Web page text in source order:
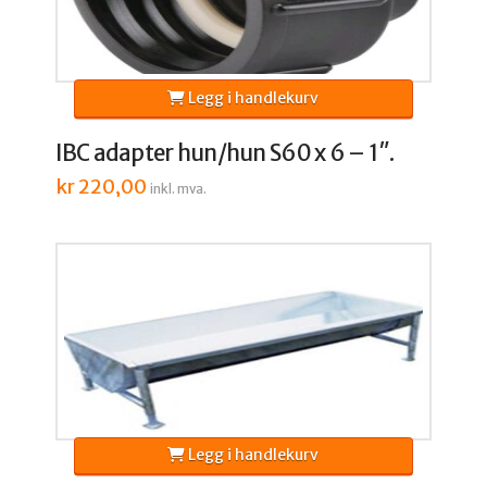
IBC adapter hun/hun S60 x 6 – 1″.
kr220,00 inkl. mva.
Legg i handlekurv
Legg i handlekurv